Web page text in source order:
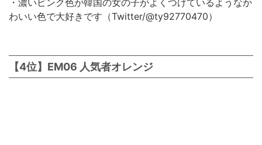
わいい色で大好きです（Twitter/@ty92770470）
【4位】EM06 人気者オレンジ